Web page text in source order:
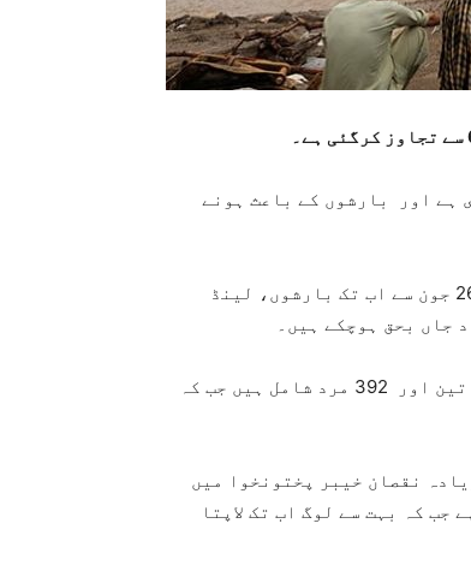
ہے اور بارشوں کے باعث ہونے
نیشنل ڈیزاسٹر مینجمنٹ اتھارٹی (این ڈی ایم اے) کے مطابق 26 جون سے اب تک بارشوں، لینڈ
این ڈی ایم اے کے مطابق ہلاک ہونے والوں میں 171 بچے، 94 خواتین اور 392 مرد شامل ہیں جب کہ
نقصان خیبر پختونخوا میں
کی ہلاکت ہوئی ہے جب کہ بہت سے لوگ اب تک لاپتا